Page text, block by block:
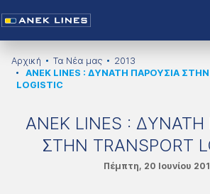
Αρχική Τα Νέα μας
2013
ΑΝΕΚ LINES : ΔΥΝΑΤΗ ΠΑΡΟΥΣΙΑ ΣΤΗΝ
LOGISTIC
ΑΝΕΚ LINES : ΔΥΝΑΤΗ
ΣΤΗΝ TRANSPORT
Πέμπτη, 20 Ιουνίου